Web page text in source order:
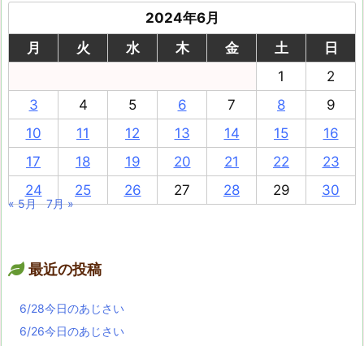
2024年6月
月
火 水 木 金 土
日
1
2
3
4 5 6 7 8
9
10
11 12 13 14 15
16
17
18 19 20 21 22
23
24
25 26 27 28 29 30
« 5月 7月 »
最近の投稿
6/28今日のあじさい
6/26今日のあじさい